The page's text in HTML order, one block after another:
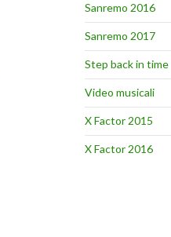
Sanremo 2016
Sanremo 2017
Step back in time
Video musicali
X Factor 2015
X Factor 2016